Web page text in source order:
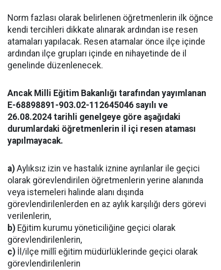
Norm fazlası olarak belirlenen öğretmenlerin ilk öğnce
kendi tercihleri dikkate alınarak ardından ise resen
atamaları yapılacak. Resen atamalar önce ilçe içinde
ardından ilçe grupları içinde en nihayetinde de il
genelinde düzenlenecek.
Ancak Milli Eğitim Bakanlığı tarafından yayımlanan
E-68898891-903.02-112645046 sayılı ve
26.08.2024 tarihli genelgeye göre aşağıdaki
durumlardaki öğretmenlerin il içi resen ataması
yapılmayacak.
a) Aylıksız izin ve hastalık iznine ayrılanlar ile geçici
olarak görevlendirilen öğretmenlerin yerine alanında
veya istemeleri halinde alanı dışında
görevlendirilenlerden en az aylık karşılığı ders görevi
verilenlerin,
b) Eğitim kurumu yöneticiliğine geçici olarak
görevlendirilenlerin,
c) İl/ilçe millî eğitim müdürlüklerinde geçici olarak
görevlendirilenlerin